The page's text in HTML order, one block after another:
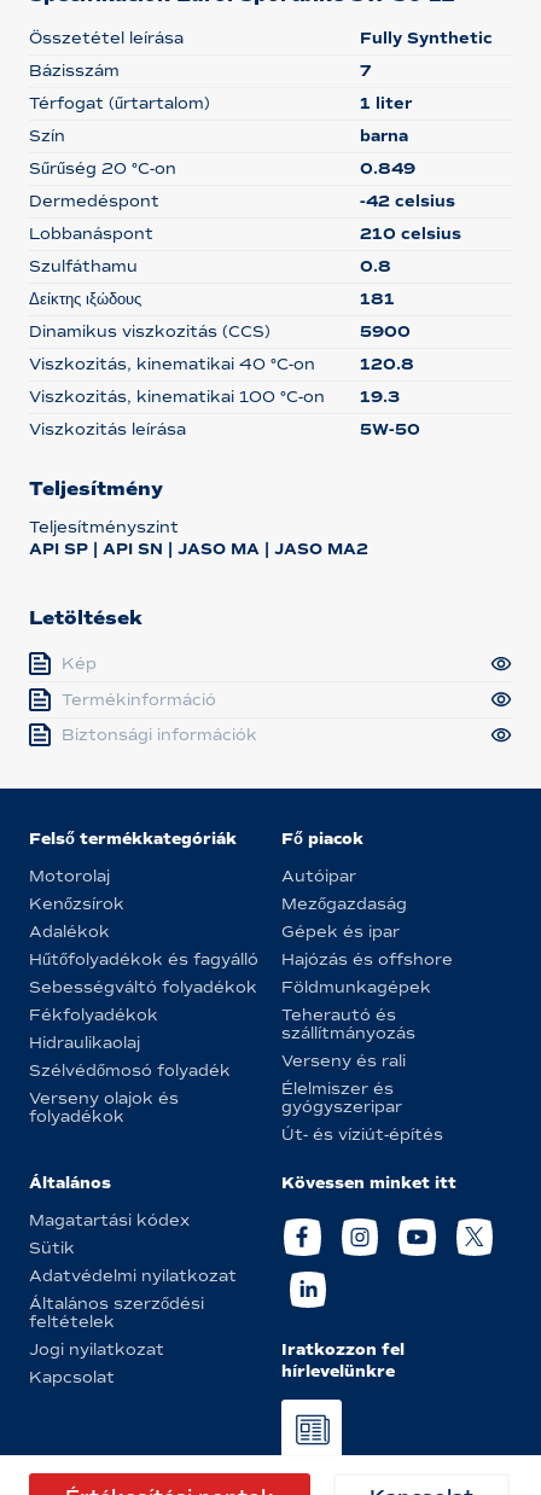
Összetétel leírása
Fully Synthetic
Bázisszám
7
Térfogat (űrtartalom)
1 liter
Szín
barna
Sűrűség 20 °C-on
0.849
Dermedéspont
-42 celsius
Lobbanáspont
210 celsius
Szulfáthamu
0.8
Δείκτης ιξώδους
181
Dinamikus viszkozitás (CCS)
5900
Viszkozitás, kinematikai 40 °C-on
120.8
Viszkozitás, kinematikai 100 °C-on
19.3
Viszkozitás leírása
5W-50
Teljesítmény
Teljesítményszint
API SP | API SN | JASO MA | JASO MA2
Letöltések
Kép
Termékinformáció
Biztonsági információk
Felső termékkategóriák
Motorolaj
Kenőzsírok
Adalékok
Hűtőfolyadékok és fagyálló
Sebességváltó folyadékok
Fékfolyadékok
Hidraulikaolaj
Szélvédőmosó folyadék
Verseny olajok és
folyadékok
Fő piacok
Autóipar
Mezőgazdaság
Gépek és ipar
Hajózás és offshore
Földmunkagépek
Teherautó és
szállítmányozás
Verseny és rali
Élelmiszer és
gyógyszeripar
Út- és víziút-építés
Általános
Magatartási kódex
Sütik
Adatvédelmi nyilatkozat
Általános szerződési
feltételek
Jogi nyilatkozat
Kapcsolat
Kövessen minket itt
Iratkozzon fel
hírlevelünkre